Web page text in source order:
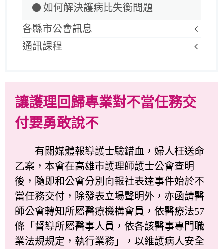
如何解決護病比失衡問題
各縣市公會訊息
通訊課程
讓護理回歸專業對不當任務交
付要勇敢說不
有關媒體報導護士驗錯血，婦人枉送命
乙案，本會在高雄市護理師護士公會查明
後，隨即和公會分別向報社表達事件始於不
當任務交付，除發表立場聲明外，亦函請醫
師公會轉知所屬醫療機構會員，依醫療法57
條「督導所屬醫事人員，依各該醫事專門職
業法規規定，執行業務」，以維護病人安全